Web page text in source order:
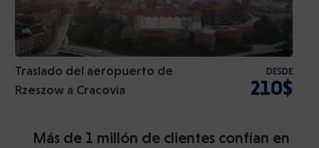
Traslado del aeropuerto de
Rzeszow a Cracovia
DESDE
210$
Más de 1 millón de clientes confían en